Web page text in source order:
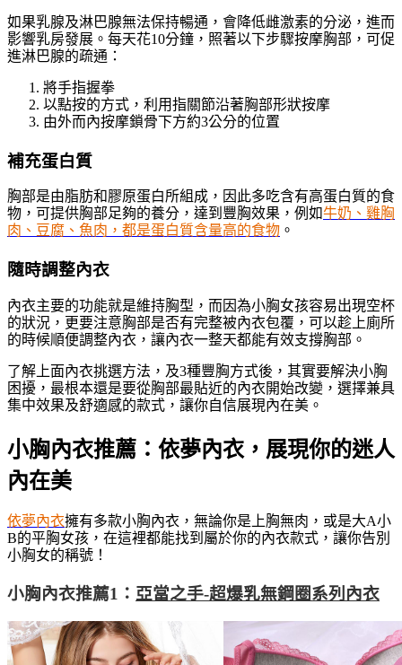
如果乳腺及淋巴腺無法保持暢通，會降低雌激素的分泌，進而
影響乳房發展。每天花10分鐘，照著以下步驟按摩胸部，可促
進淋巴腺的疏通：
將手指握拳
以點按的方式，利用指關節沿著胸部形狀按摩
由外而內按摩鎖骨下方約3公分的位置
補充蛋白質
胸部是由脂肪和膠原蛋白所組成，因此多吃含有高蛋白質的食
物，可提供胸部足夠的養分，達到豐胸效果，例如牛奶、雞胸
肉、豆腐、魚肉，都是蛋白質含量高的食物 。
隨時調整內衣
內衣主要的功能就是維持胸型，而因為小胸女孩容易出現空杯
的狀況，更要注意胸部是否有完整被內衣包覆，可以趁上廁所
的時候順便調整內衣，讓內衣一整天都能有效支撐胸部。
了解上面內衣挑選方法，及3種豐胸方式後，其實要解決小胸
困擾，最根本還是要從胸部最貼近的內衣開始改變，選擇兼具
集中效果及舒適感的款式，讓你自信展現內在美。
小胸內衣推薦：依夢內衣，展現你的迷人
內在美
依夢內衣擁有多款小胸內衣，無論你是上胸無肉，或是大A小
B的平胸女孩，在這裡都能找到屬於你的內衣款式，讓你告別
小胸女的稱號！
小胸內衣推薦1： 亞當之手-超爆乳無鋼圈系列內衣